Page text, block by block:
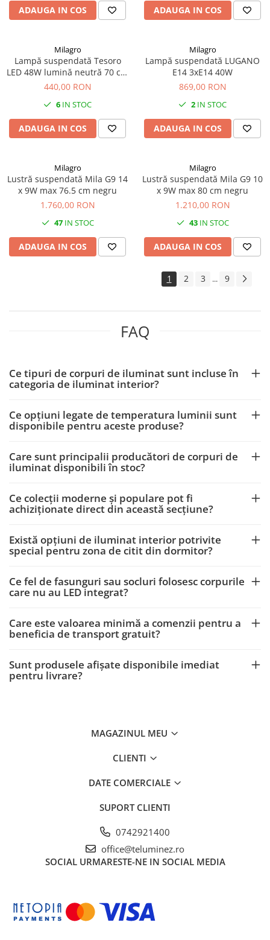
ADAUGA IN COS ADAUGA IN COS
Milagro
Lampă suspendată Tesoro
LED 48W lumină neutră 70 cm
auriu
440,00 RON
6 IN STOC
ADAUGA IN COS
Milagro
Lampă suspendată LUGANO
E14 3xE14 40W
869,00 RON
2 IN STOC
ADAUGA IN COS
Milagro
Lustră suspendată Mila G9 14
x 9W max 76.5 cm negru
1.760,00 RON
47IN STOC
ADAUGA IN COS
Milagro
Lustră suspendată Mila G9 10
x 9W max 80 cm negru
1.210,00 RON
43IN STOC
ADAUGA IN COS
1 2 3 ... 9
FAQ
Ce tipuri de corpuri de iluminat sunt incluse în
categoria de iluminat interior?
Ce opțiuni legate de temperatura luminii sunt
disponibile pentru aceste produse?
Care sunt principalii producători de corpuri de
iluminat disponibili în stoc?
Ce colecții moderne și populare pot fi
achiziționate direct din această secțiune?
Există opțiuni de iluminat interior potrivite
special pentru zona de citit din dormitor?
Ce fel de fasunguri sau socluri folosesc corpurile
care nu au LED integrat?
Care este valoarea minimă a comenzii pentru a
beneficia de transport gratuit?
Sunt produsele afișate disponibile imediat
pentru livrare?
MAGAZINUL MEU
CLIENTI
DATE COMERCIALE
SUPORT CLIENTI
0742921400
office@teluminez.ro
SOCIAL URMARESTE-NE IN SOCIAL MEDIA